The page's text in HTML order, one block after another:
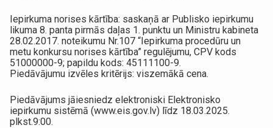
Iepirkuma norises kārtība: saskaņā ar Publisko iepirkumu
likuma 8. panta pirmās daļas 1. punktu un Ministru kabineta
28.02.2017. noteikumu Nr.107 “Iepirkuma procedūru un
metu konkursu norises kārtība” regulējumu, CPV kods
51000000-9; papildu kods: 45111100-9.
Piedāvājumu izvēles kritērijs: viszemākā cena.
Piedāvājums jāiesniedz elektroniski Elektronisko
iepirkumu sistēmā (www.eis.gov.lv) līdz 18.03.2025.
plkst.9:00.